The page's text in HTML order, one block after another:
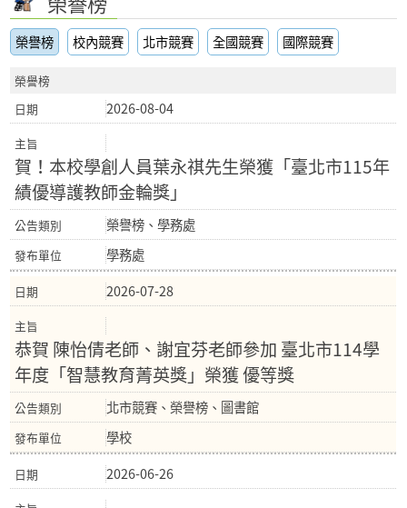
榮譽榜 校內競賽 北市競賽 全國競賽 國際競賽
榮譽榜
2026-08-04
賀！本校學創人員葉永祺先生榮獲「臺北市115年
績優導護教師金輪獎」
榮譽榜、學務處
學務處
2026-07-28
恭賀 陳怡倩老師、謝宜芬老師參加 臺北市114學
年度「智慧教育菁英獎」榮獲 優等獎
北市競賽、榮譽榜、圖書館
學校
2026-06-26